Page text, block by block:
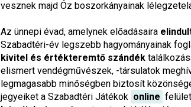
vesznek majd Óz boszorkányainak
Az ünnepi évad, amelynek előadásaira
Szabadtéri-év legszebb hagyományainak
kivitel és értékteremtő szándék
elismert vendégművészek, -társulatok
legmagasabb minőségben biztosít
jegyeiket a Szabadtéri Játékok online